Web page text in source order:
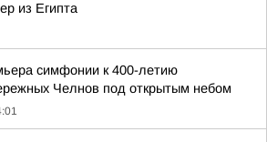
из Египта
симфонии к 400-летию
Челнов под открытым небом